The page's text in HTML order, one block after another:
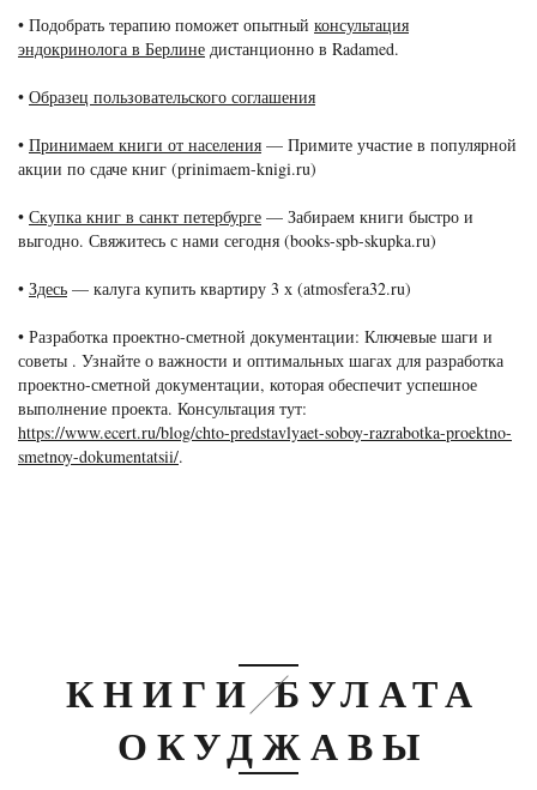
• Подобрать терапию поможет опытный консультация
эндокринолога в Берлине дистанционно в Radamed.
• Образец пользовательского соглашения
• Принимаем книги от населения — Примите участие в популярной
акции по сдаче книг (prinimaem-knigi.ru)
• Скупка книг в санкт петербурге — Забираем книги быстро и
выгодно. Свяжитесь с нами сегодня (books-spb-skupka.ru)
• Здесь — калуга купить квартиру 3 х (atmosfera32.ru)
• Разработка проектно-сметной документации: Ключевые шаги и
советы . Узнайте о важности и оптимальных шагах для разработка
проектно-сметной документации, которая обеспечит успешное
выполнение проекта. Консультация тут:
https://www.ecert.ru/blog/chto-predstavlyaet-soboy-razrabotka-proektno-
smetnoy-dokumentatsii/.
КНИГИ БУЛАТА
ОКУДЖАВЫ